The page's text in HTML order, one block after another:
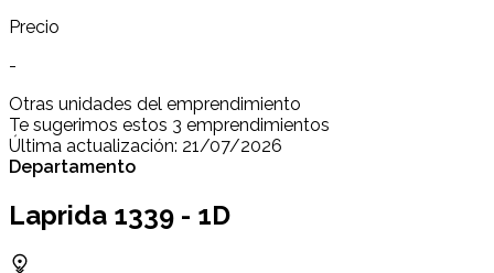
Precio
-
Otras unidades del emprendimiento
Te sugerimos estos 3 emprendimientos
Última actualización: 21/07/2026
Departamento
Laprida 1339 - 1D